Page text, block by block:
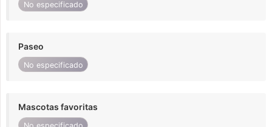
No especificado
Paseo
No especificado
Mascotas favoritas